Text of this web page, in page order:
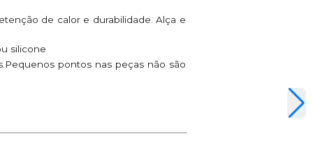
de calor e durabilidade. Alça e
silicone
pontos nas peças não são